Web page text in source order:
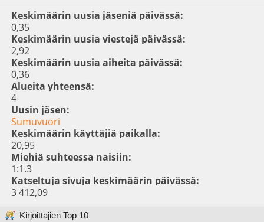
Keskimäärin uusia jäseniä päivässä:
0,35
Keskimäärin uusia viestejä päivässä:
2,92
Keskimäärin uusia aiheita päivässä:
0,36
Alueita yhteensä:
4
Uusin jäsen:
Sumuvuori
Keskimäärin käyttäjiä paikalla:
20,95
Miehiä suhteessa naisiin:
1:1.3
Katseltuja sivuja keskimäärin päivässä:
3 412,09
Kirjoittajien Top 10